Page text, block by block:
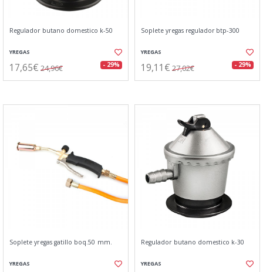
Regulador butano domestico k-50
YREGAS
17,65€ 24,96€ - 29%
Soplete yregas regulador btp-300
YREGAS
19,11€ 27,02€ - 29%
Soplete yregas gatillo boq.50 mm.
YREGAS
Regulador butano domestico k-30
YREGAS